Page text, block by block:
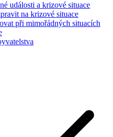
události a krizové situace
na krizové situace
při mimořádných situacích